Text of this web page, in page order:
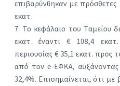
επιβαρύνθηκαν με
εκατ.
7. Το κεφάλαιο του Ταμείου
εκατ. έναντι € 108,4
περιουσίας € 35,1 εκατ. προς
από τον e-ΕΦΚΑ,
32,4%. Επισημαίνεται, ότι με